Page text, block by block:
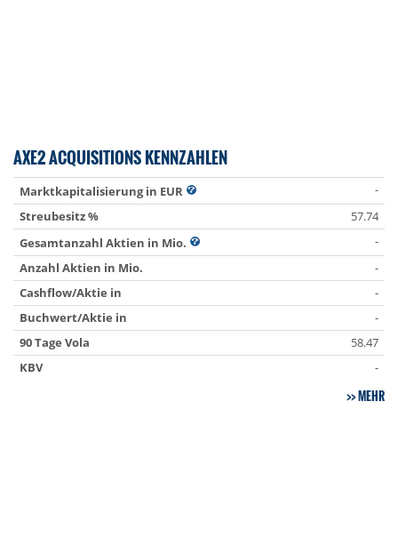
AXE2 ACQUISITIONS KENNZAHLEN
Marktkapitalisierung in EUR
-
Streubesitz %
57.74
Gesamtanzahl Aktien in Mio.
-
Anzahl Aktien in Mio.
-
Cashflow/Aktie in
-
Buchwert/Aktie in
-
90 Tage Vola
58.47
KBV
-
MEHR